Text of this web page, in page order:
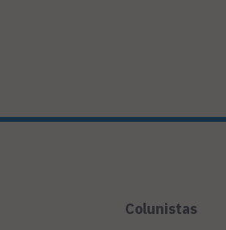
Colunistas